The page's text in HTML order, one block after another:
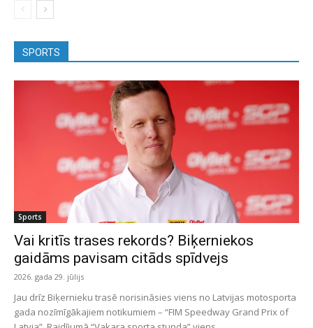
SPORTS
Sports
Vai kritīs trases rekords? Biķerniekos
gaidāms pavisam citāds spīdvejs
2026. gada 29. jūlijs
Jau drīz Biķernieku trasē norisināsies viens no Latvijas motosporta
gada nozīmīgākajiem notikumiem – “FIM Speedway Grand Prix of